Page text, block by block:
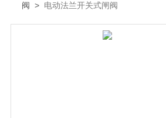
阀 > 电动法兰开关式闸阀